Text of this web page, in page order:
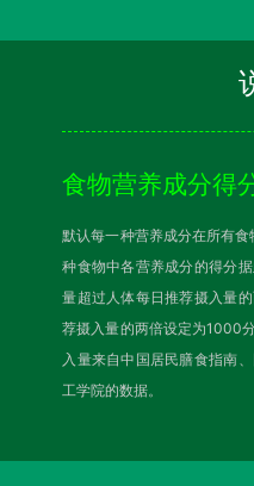
食物营养成分得
默认每一种营养成分在所有
种食物中各营养成分的得分
量超过人体每日推荐摄入量
荐摄入量的两倍设定为1000
入量来自中国居民膳食指南
工学院的数据。